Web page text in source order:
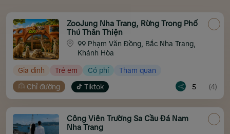
ZooJung Nha Trang, Rừng Trong Phố
Thú Thân Thiện
99 Phạm Văn Đồng, Bắc Nha Trang,
Khánh Hòa
Gia đình Trẻ em Có phí
Tham quan
Chỉ đường
Tiktok 5 (4)
Công Viên Trường Sa Cầu Đá Nam
Nha Trang